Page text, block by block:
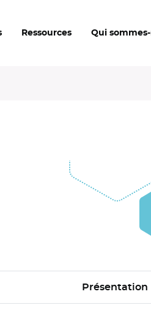
Ressources Qui
Présentation